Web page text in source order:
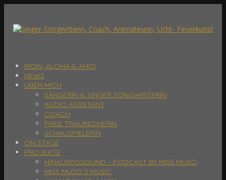
MOIN, ALOHA & AHOI
NEWS
ÜBER MICH
SÄNGERIN & SINGER SONGWRITERIN
AUDIO ASSISTANT
COACH
FREIE TRAUREDNERIN
SCHAUSPIELERIN
ON STAGE
PROJEKTE
HINAUSPOSOUND – PODCAST BY MISS MUSO
MISS MUSO´S MUSIC